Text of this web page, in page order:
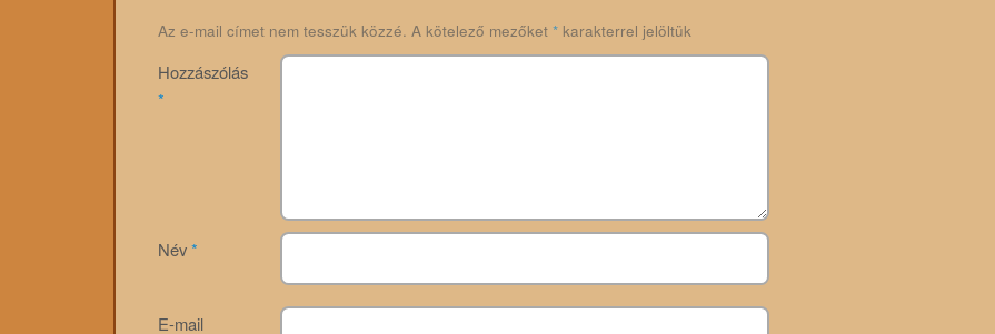
Az e-mail címet nem tesszük közzé. A kötelező mezőket *karakterrel jelöltük
Hozzászólás
*
Név*
E-mail